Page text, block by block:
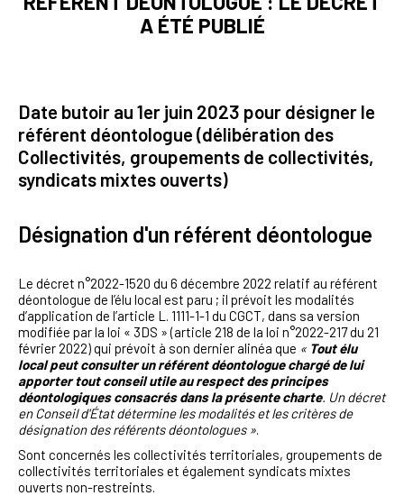
A ÉTÉ PUBLIÉ
Date butoir au 1er juin 2023 pour désigner le
référent déontologue (délibération des
Collectivités, groupements de collectivités,
syndicats mixtes ouverts)
Désignation d'un référent déontologue
Le décret n°2022-1520 du 6 décembre 2022 relatif au référent
déontologue de l’élu local est paru ; il prévoit les modalités
d’application de l’article L. 1111-1-1 du CGCT, dans sa version
modifiée par la loi « 3DS » (article 218 de la loi n°2022-217 du 21
février 2022) qui prévoit à son dernier alinéa que « Tout élu
local peut consulter un référent déontologue chargé de lui
apporter tout conseil utile au respect des principes
déontologiques consacrés dans la présente charte. Un décret
en Conseil d'État détermine les modalités et les critères de
désignation des référents déontologues ».
Sont concernés les collectivités territoriales, groupements de
collectivités territoriales et également syndicats mixtes
ouverts non-restreints.